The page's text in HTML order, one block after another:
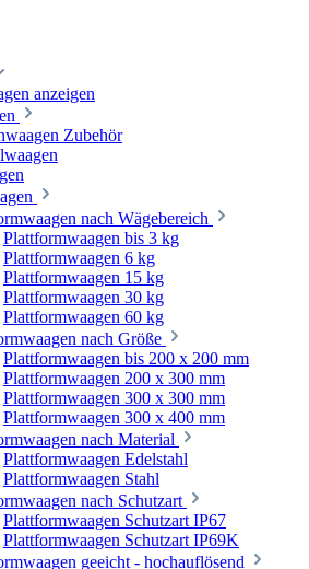
anzeigen
Zubehör
nach Wägebereich
Plattformwaagen bis 3 kg
Plattformwaagen 6 kg
Plattformwaagen 15 kg
Plattformwaagen 30 kg
Plattformwaagen 60 kg
nach Größe
Plattformwaagen bis 200 x 200 mm
Plattformwaagen 200 x 300 mm
Plattformwaagen 300 x 300 mm
Plattformwaagen 300 x 400 mm
nach Material
Plattformwaagen Edelstahl
Plattformwaagen Stahl
nach Schutzart
Plattformwaagen Schutzart IP67
Plattformwaagen Schutzart IP69K
geeicht - hochauflösend